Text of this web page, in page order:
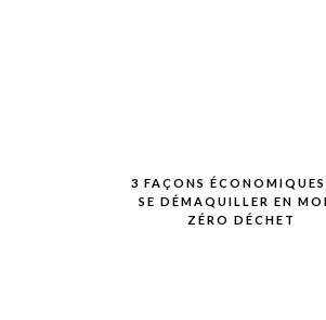
3 FAÇONS
SE DÉMAQUILLER EN
ZÉRO DÉCHET